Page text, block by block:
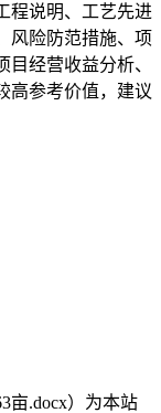
程说明、工艺先进
风险防范措施、项
经营收益分析、
高参考价值，建议
亩.docx）为本站